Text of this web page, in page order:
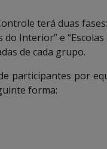
terá duas
Interior” e “Escolas
de cada grupo.
participantes por
forma: